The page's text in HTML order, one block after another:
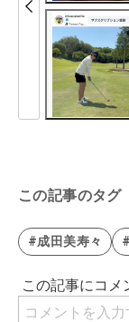
この記事のタグ
#成田美寿々